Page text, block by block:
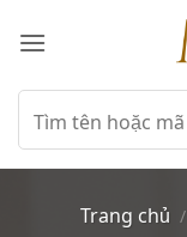
qua
dungTìm
kiếm:
Trang chủ /